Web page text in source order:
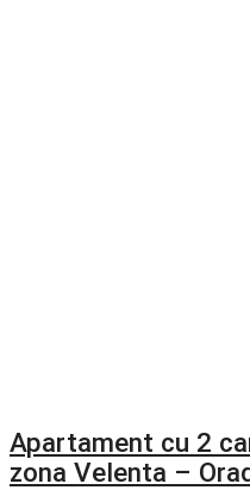
Apartament cu 2
zona Velenta –